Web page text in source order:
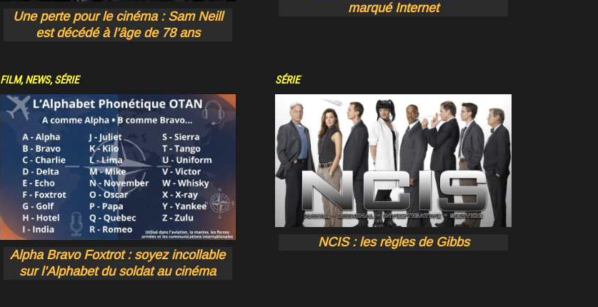
Une perte pour le cinéma : Sam Neill
est décédé à l’âge de 78 ans
marqué Internet
FILM,NEWS,SÉRIE
Alpha Bravo Foxtrot : soyez incollable
sur l’Alphabet du soldat au cinéma
SÉRIE
NCIS : les règles de Gibbs